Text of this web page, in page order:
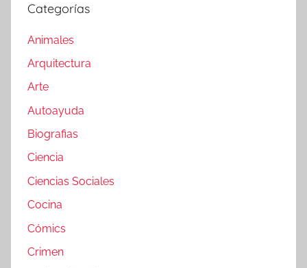
Categorías
Animales
Arquitectura
Arte
Autoayuda
Biografias
Ciencia
Ciencias Sociales
Cocina
Cómics
Crimen